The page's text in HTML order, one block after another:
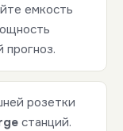
емкость
прогноз.
розетки
станций.